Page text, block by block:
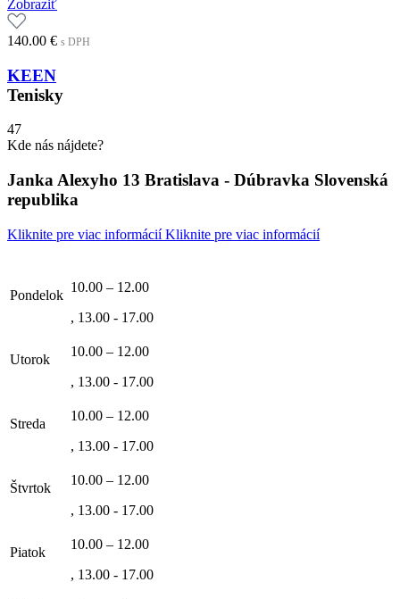
Zobraziť
140.00 € s DPH
KEEN
Tenisky
47
Kde nás nájdete?
Janka Alexyho 13 Bratislava - Dúbravka Slovenská
republika
Kliknite pre viac informáciíKliknite pre viac informácií
Pondelok
10.00 – 12.00
, 13.00 - 17.00
Utorok
10.00 – 12.00
, 13.00 - 17.00
Streda
10.00 – 12.00
, 13.00 - 17.00
Štvrtok
10.00 – 12.00
, 13.00 - 17.00
Piatok
10.00 – 12.00
, 13.00 - 17.00